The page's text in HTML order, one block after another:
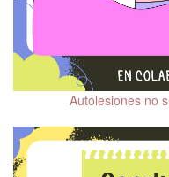
Atención e Hiperactividad
(TDAH)
Trastornos de la
(TCA)
Autolesiones no